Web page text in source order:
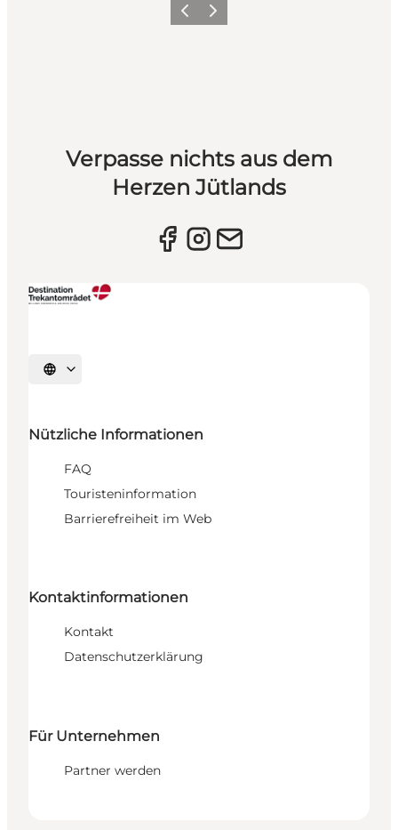
Vorherige Folie
Nächste Folie
Verpasse nichts aus dem
Herzen Jütlands
Sprache auswählen
Nützliche Informationen
FAQ
Touristeninformation
Barrierefreiheit im Web
Kontaktinformationen
Kontakt
Datenschutzerklärung
Für Unternehmen
Partner werden